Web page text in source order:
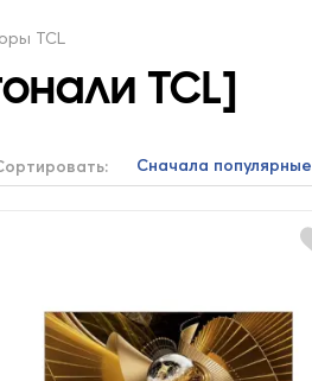
TCL
TCL]
Сначала популярные